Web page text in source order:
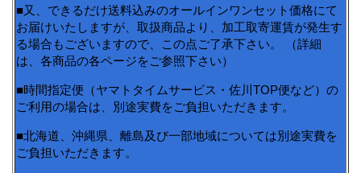
■又、できるだけ送料込みのオールインワンセット価格にて
お届けいたしますが、取扱商品より、加工取寄運賃が発生す
る場合もございますので、この点ご了承下さい。 （詳細
は、各商品の各ページをご参照下さい）
■時間指定便（ヤマトタイムサービス・佐川TOP便など）の
ご利用の場合は、別途実費をご負担いただきます。
■北海道、沖縄県、離島及び一部地域については別途実費を
ご負担いただきます。